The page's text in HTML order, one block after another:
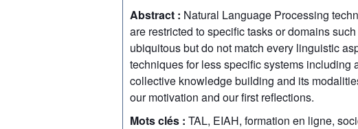
Abstract : Natural Language Processing
are restricted to specific tasks or domains
ubiquitous but do not match every linguistic
techniques for less specific systems including
collective knowledge building and its
our motivation and our first reflections.
Mots clés : TAL, EIAH, formation en ligne,